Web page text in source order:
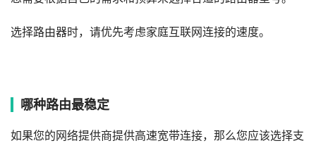
选择路由器时，请优先考虑家庭互联网连接的速度。
哪种路由最稳定
如果您的网络提供商提供高速宽带连接，那么您应该选择支